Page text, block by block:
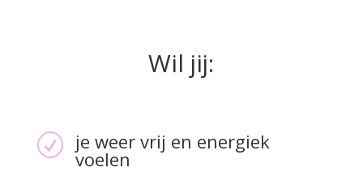
Wil jij:
R je weer vrij en energiek
voelen